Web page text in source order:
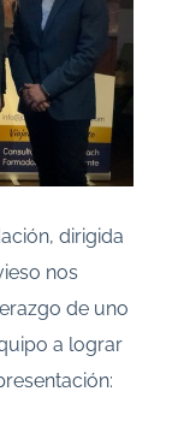
dirigida
nos
de uno
a lograr